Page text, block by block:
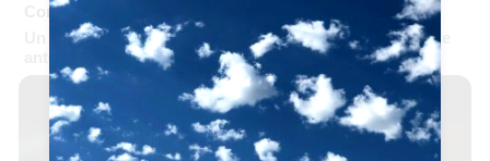
Corepunk MMORPG
Un verdadero MMORPG de la vieja escuela ¡Cómo los de
antes, pero mejor!